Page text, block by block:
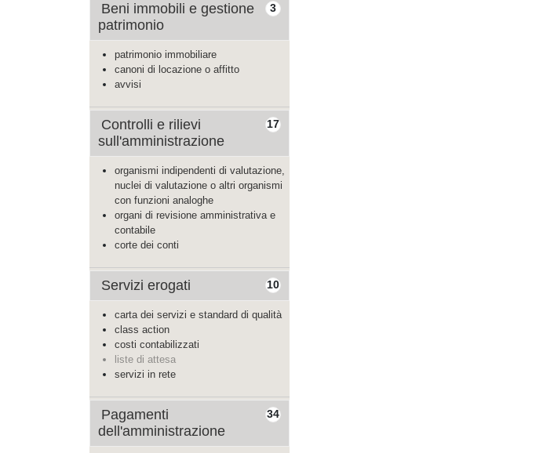
3
Beni immobili e gestione
patrimonio
patrimonio immobiliare
canoni di locazione o affitto
avvisi
17
Controlli e rilievi
sull'amministrazione
organismi indipendenti di valutazione,
nuclei di valutazione o altri organismi
con funzioni analoghe
organi di revisione amministrativa e
contabile
corte dei conti
10
Servizi erogati
carta dei servizi e standard di qualità
class action
costi contabilizzati
liste di attesa
servizi in rete
34
Pagamenti
dell'amministrazione